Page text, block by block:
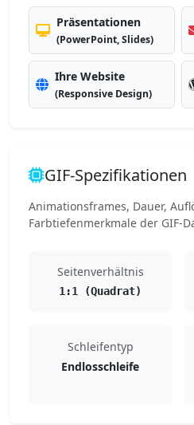
Präsentationen
(PowerPoint, Slides)
Ihre Website
(Responsive Design)
GIF-Spezifikationen
Animationsframes, Dauer,
Farbtiefenmerkmale der GIF-
Seitenverhältnis
1:1 (Quadrat)
Schleifentyp
Endlosschleife